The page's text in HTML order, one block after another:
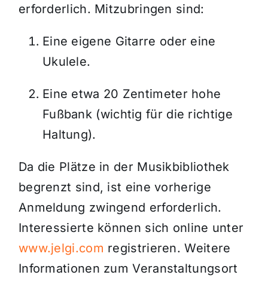
erforderlich. Mitzubringen sind:
Eine eigene Gitarre oder eine
Ukulele.
Eine etwa 20 Zentimeter hohe
Fußbank (wichtig für die richtige
Haltung).
Da die Plätze in der Musikbibliothek
begrenzt sind, ist eine vorherige
Anmeldung zwingend erforderlich.
Interessierte können sich online unter
www.jelgi.com registrieren. Weitere
Informationen zum Veranstaltungsort